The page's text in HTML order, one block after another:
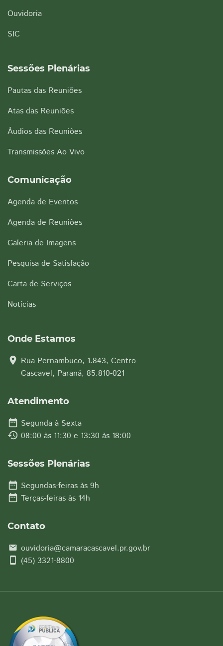
Ouvidoria
SIC
Sessões Plenárias
Pautas das Reuniões
Atas das Reuniões
Áudios das Reuniões
Transmissões Ao Vivo
Comunicação
Agenda de Eventos
Agenda de Reuniões
Galeria de Imagens
Pesquisa de Satisfação
Carta de Serviços
Notícias
Onde Estamos
location_on Rua Pernambuco, 1.843, Centro
Cascavel, Paraná, 85.810-021
Atendimento
date_range Segunda à Sexta
history 08:00 às 11:30 e 13:30 às 18:00
Sessões Plenárias
date_range Segundas-feiras às 9h
date_range Terças-feiras às 14h
Contato
email ouvidoria@camaracascavel.pr.gov.br
smartphone (45) 3321-8800